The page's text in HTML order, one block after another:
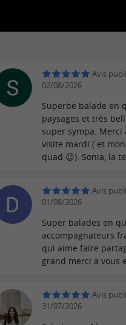
Avis
02/08/2026
Superbe balade en
paysages et très
super sympa. Merci
visite mardi ( et
quad 😉). Sonia, la
Avis
01/08/2026
Super balades en
accompagnateurs
qui aime faire
grand merci a vous
Avis
31/07/2026